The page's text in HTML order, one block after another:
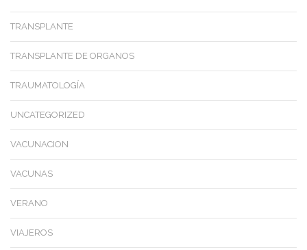
TRANSPLANTE
TRANSPLANTE DE ORGANOS
TRAUMATOLOGÍA
UNCATEGORIZED
VACUNACION
VACUNAS
VERANO
VIAJEROS